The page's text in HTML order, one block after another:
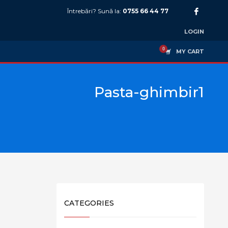
Întrebări? Sună la: 0755 66 44 77
LOGIN
MY CART
Pasta-ghimbir1
CATEGORIES